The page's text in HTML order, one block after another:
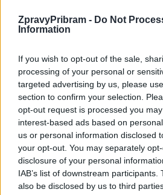
ZpravyPribram - Do Not
Information
If you wish to opt-out of the sale,
processing of your personal or
targeted advertising by us, please
section to confirm your selection.
opt-out request is processed you
interest-based ads based on
us or personal information disclosed
your opt-out. You may separately
disclosure of your personal
IAB’s list of downstream
also be disclosed by us to third
Předchozí článek
Vandalové zničili několik stromů
u cyklostezky do Bohutína
SOUVISEJÍCÍ ČLÁNKY
VÍCE OD AUTORA
Většina koupališť
výborné podmínky.